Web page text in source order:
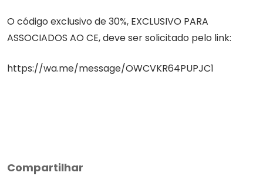
O código exclusivo de 30%, EXCLUSIVO PARA
ASSOCIADOS AO CE, deve ser solicitado pelo link:
https://wa.me/message/OWCVKR64PUPJC1
Compartilhar